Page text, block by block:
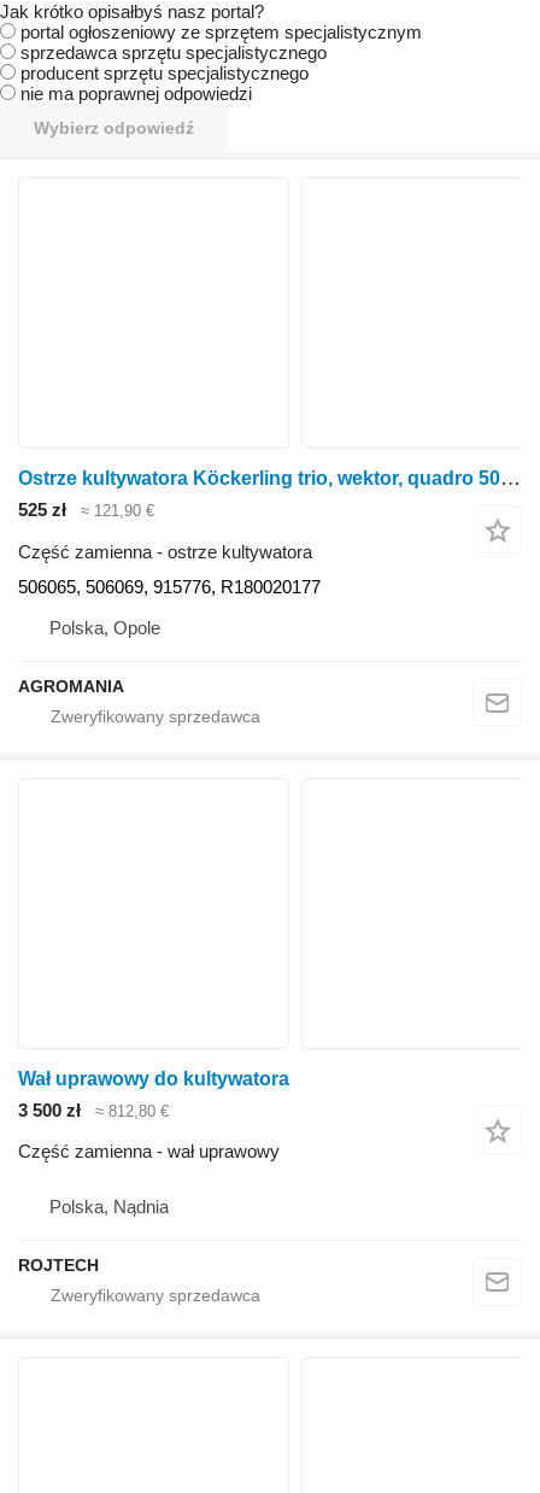
Jak krótko opisałbyś nasz portal?
portal ogłoszeniowy ze sprzętem specjalistycznym
sprzedawca sprzętu specjalistycznego
producent sprzętu specjalistycznego
nie ma poprawnej odpowiedzi
Wybierz odpowiedź
Ostrze kultywatora Köckerling trio, wektor, quadro 506065 do kultywatora Köckerling trio, vector, quadro
525 zł ≈ 121,90 €
Część zamienna - ostrze kultywatora
506065, 506069, 915776, R180020177
Polska, Opole
AGROMANIA
Wał uprawowy do kultywatora
3 500 zł
≈ 812,80 €
Część zamienna - wał uprawowy
Polska, Nądnia
ROJTECH